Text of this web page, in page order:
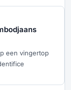
een vingertop